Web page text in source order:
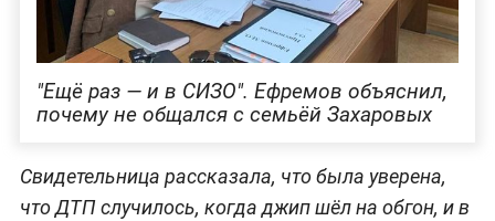
"Ещё раз — и в СИЗО". Ефремов объяснил,
почему не общался с семьёй Захаровых
Свидетельница рассказала, что была уверена,
что ДТП случилось, когда джип шёл на обгон, и в